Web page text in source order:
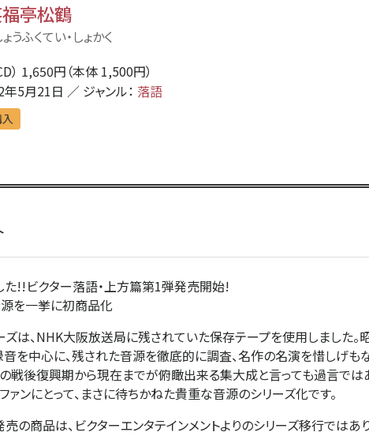
亭松鶴
うふくてい・しょかく
） 1,650円（本体 1,500円）
5月21日 ／ ジャンル： 落語
た!!ビクター落語・上方篇第1弾発売開始!
を一挙に初商品化
ズは、NHK大阪放送局に残されていた保存テープを使用しました。
音を中心に、残された音源を徹底的に調査、名作の名演を惜しげも
戦後復興期から現在までが俯瞰出来る集大成と言っても過言では
ァンにとって、まさに待ちかねた貴重な音源のシリーズ化です。
売の商品は、ビクターエンタテインメントよりのシリーズ移行ではあ